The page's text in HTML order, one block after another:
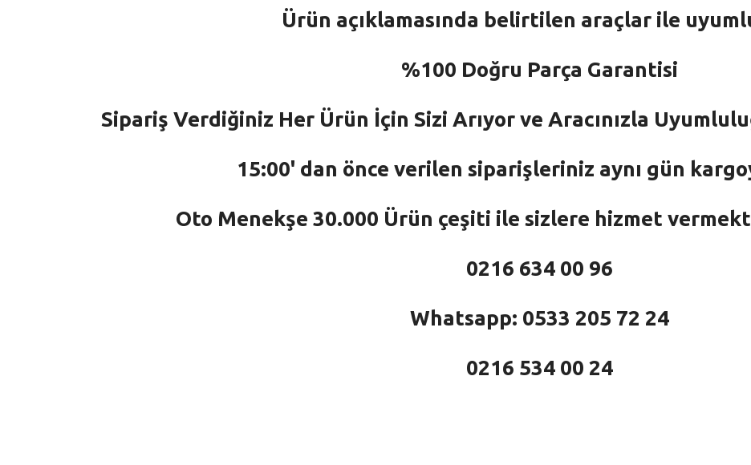
Ürün açıklamasında belirtilen araçlar ile
%100 Doğru Parça Garantisi
Sipariş Verdiğiniz Her Ürün İçin Sizi Arıyor ve Aracınızla
15:00' dan önce verilen siparişleriniz aynı gün
Oto Menekşe 30.000 Ürün çeşiti ile sizlere hizmet
0216 634 00 96
Whatsapp: 0533 205 72 24
0216 534 00 24